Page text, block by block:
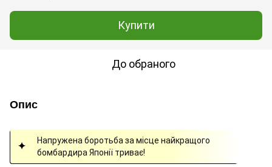
Купити
До обраного
Опис
Напружена боротьба за місце найкращого
бомбардира Японії триває!